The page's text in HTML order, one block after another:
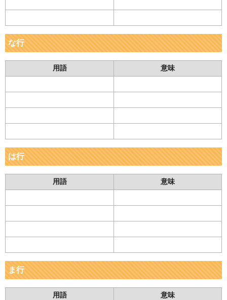
な行
用語 意味
は行
用語 意味
ま行
用語 意味